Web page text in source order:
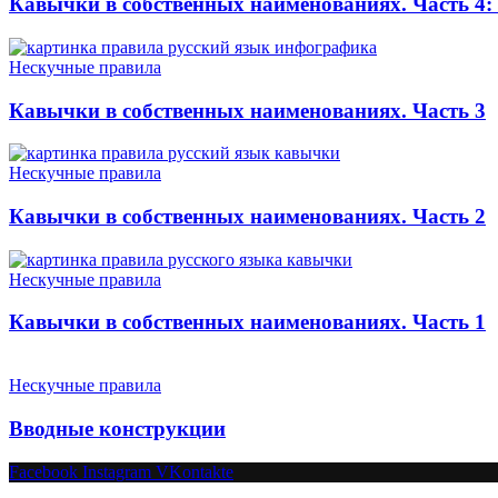
Нескучные правила
Кавычки в собственных наименованиях. Часть 3
Нескучные правила
Кавычки в собственных наименованиях. Часть 2
Нескучные правила
Кавычки в собственных наименованиях. Часть 1
Нескучные правила
Вводные конструкции
Facebook Instagram VKontakte